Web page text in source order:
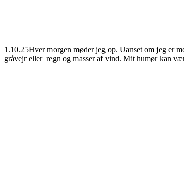
1.10.25Hver morgen møder jeg op. Uanset om jeg er
gråvejr eller regn og masser af vind. Mit humør kan